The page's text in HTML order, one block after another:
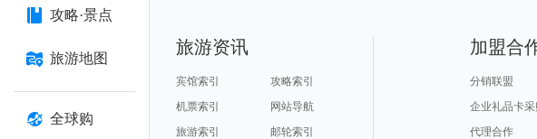
攻略·景点
旅游地图
全球购
旅游资讯
宾馆索引
攻略索引
机票索引
网站导航
旅游索引
邮轮索引
加盟合
分销联盟
企业礼品卡采
代理合作